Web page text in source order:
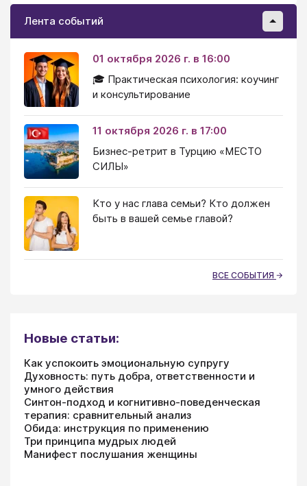
Лента событий
01 октября 2026 г. в 16:00
🎓 Практическая психология: коучинг
и консультирование
11 октября 2026 г. в 17:00
Бизнес-ретрит в Турцию «МЕСТО
СИЛЫ»
Кто у нас глава семьи? Кто должен
быть в вашей семье главой?
ВСЕ СОБЫТИЯ
Новые статьи:
Как успокоить эмоциональную супругу
Духовность: путь добра, ответственности и
умного действия
Синтон-подход и когнитивно-поведенческая
терапия: сравнительный анализ
Обида: инструкция по применению
Три принципа мудрых людей
Манифест послушания женщины